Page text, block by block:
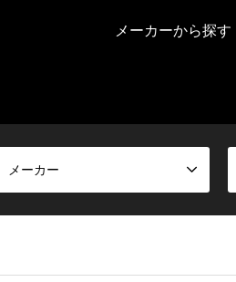
メーカーから探す
メーカー